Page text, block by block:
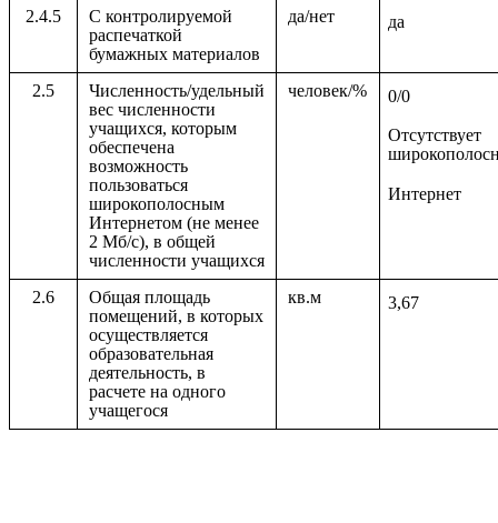
2.4.5
С контролируемой
распечаткой
бумажных материалов
да/нет да
2.5
Численность/удельный
вес численности
учащихся, которым
обеспечена
возможность
пользоваться
широкополосным
Интернетом (не менее
2 Мб/с), в общей
численности учащихся
человек/% 0/0
Отсутствует
Интернет
2.6
Общая площадь
помещений, в которых
осуществляется
образовательная
деятельность, в
расчете на одного
учащегося
кв.м 3,67